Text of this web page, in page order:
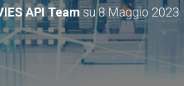
API Teamsu8 Maggio 2023